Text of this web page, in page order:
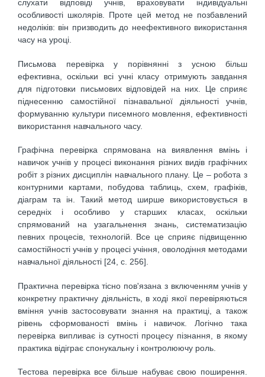
слухати відповіді учнів, враховувати індивідуальні
особливості школярів. Проте цей метод не позбавлений
недоліків: він призводить до неефективного використання
часу на уроці.
Письмова перевірка у порівнянні з усною більш
ефективна, оскільки всі учні класу отримують завдання
для підготовки письмових відповідей на них. Це сприяє
піднесенню самостійної пізнавальної діяльності учнів,
формуванню культури писемного мовлення, ефективності
використання навчального часу.
Графічна перевірка спрямована на виявлення вмінь і
навичок учнів у процесі виконання різних видів графічних
робіт з різних дисциплін навчального плану. Це – робота з
контурними картами, побудова таблиць, схем, графіків,
діаграм та ін. Такий метод ширше використовується в
середніх і особливо у старших класах, оскільки
спрямований на узагальнення знань, систематизацію
певних процесів, технологій. Все це сприяє підвищенню
самостійності учнів у процесі учіння, оволодіння методами
навчальної діяльності [24, с. 256].
Практична перевірка тісно пов'язана з включенням учнів у
конкретну практичну діяльність, в ході якої перевіряються
вміння учнів застосовувати знання на практиці, а також
рівень сформованості вмінь і навичок. Логічно така
перевірка випливає із сутності процесу пізнання, в якому
практика відіграє спонукальну і контролюючу роль.
Тестова перевірка все більше набуває свою поширення.